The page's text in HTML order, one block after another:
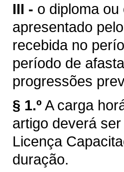
III - o diploma
apresentado
recebida no
período de
progressões
§ 1.º A carga
artigo deverá
Licença
duração.